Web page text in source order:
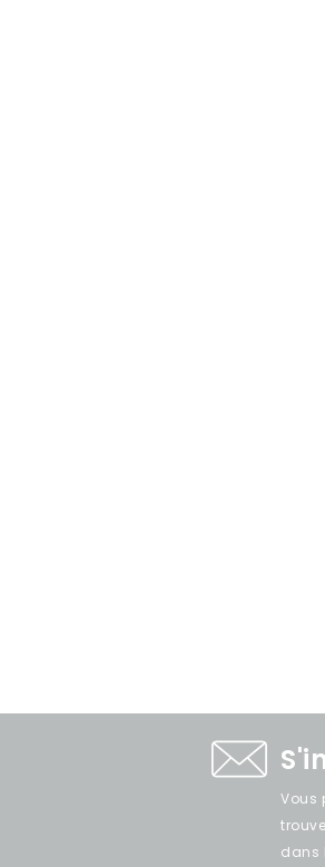
Vous
dans